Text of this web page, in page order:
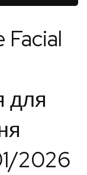
Facial
для
2026